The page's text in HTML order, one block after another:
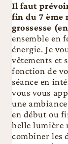
Il faut
fin du 7 ème
grossesse
ensemble en
énergie. Je
vêtements et
fonction de
séance en
vous vous
une
en début ou
belle lumière
combiner les